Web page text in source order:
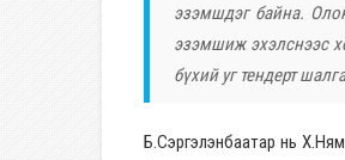
эзэмшдэг байна.
эзэмшиж эхэлснээс
бүхий уг тендерт
Б.Сэргэлэнбаатар нь